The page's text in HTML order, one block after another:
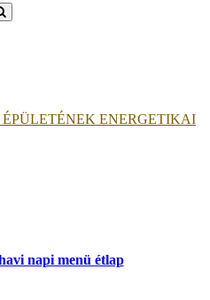
ENERGETIKAI
napi menü étlap